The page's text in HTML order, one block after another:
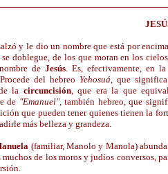
y le dio un nombre que está por
doblegue, de los que moran en los
de Jesús. Es, efectivamente, en
del hebreo Yehosuá, que
la circuncisión, que era la que
de "Emanuel", también hebreo, que
que pueden tener quienes tienen la
más belleza y grandeza.
(familiar, Manolo y Manola)
de los moros y judíos conversos,